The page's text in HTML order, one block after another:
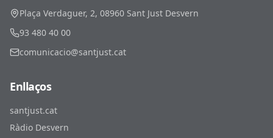
Plaça Verdaguer, 2, 08960 Sant Just Desvern
93 480 40 00
comunicacio@santjust.cat
Enllaços
santjust.cat
Ràdio Desvern